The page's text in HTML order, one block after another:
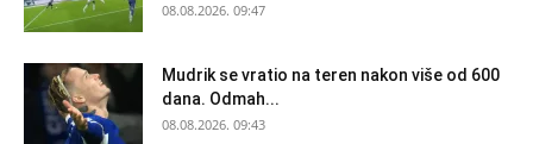
08.08.2026. 09:47
Mudrik se vratio na teren nakon više od 600
dana. Odmah...
08.08.2026. 09:43